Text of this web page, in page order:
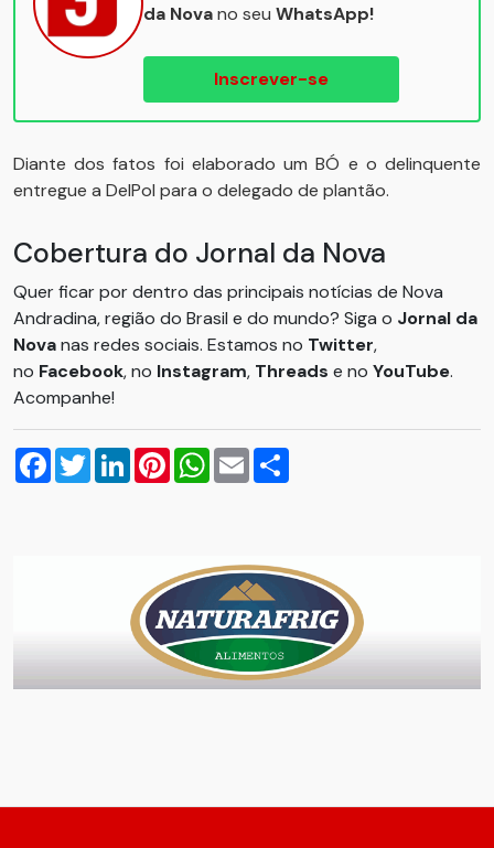
da Novano seu WhatsApp!
Inscrever-se
Diante dos fatos foi elaborado um BÓ e o delinquente
entregue a DelPol para o delegado de plantão.
Cobertura do Jornal da Nova
Quer ficar por dentro das principais notícias de Nova
Andradina, região do Brasil e do mundo? Siga o Jornal da
Novanas redes sociais. Estamos no Twitter,
no Facebook, no Instagram, Threads e no YouTube.
Acompanhe!
Facebook
TwitterLinkedInPinterestWhatsApp
Email